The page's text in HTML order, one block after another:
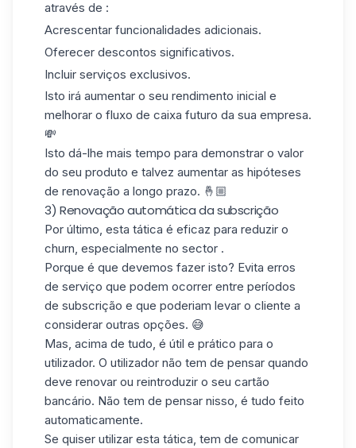
através de :
Acrescentar funcionalidades adicionais.
Oferecer descontos significativos.
Incluir serviços exclusivos.
Isto irá aumentar o seu rendimento inicial e
melhorar o fluxo de caixa futuro da sua empresa.
💸
Isto dá-lhe mais tempo para demonstrar o valor
do seu produto e talvez aumentar as hipóteses
de renovação a longo prazo. 🤞🏼
3) Renovação automática da subscrição
Por último, esta tática é eficaz para reduzir o
churn, especialmente no sector .
Porque é que devemos fazer isto? Evita erros
de serviço que podem ocorrer entre períodos
de subscrição e que poderiam levar o cliente a
considerar outras opções. 😅
Mas, acima de tudo, é útil e prático para o
utilizador. O utilizador não tem de pensar quando
deve renovar ou reintroduzir o seu cartão
bancário. Não tem de pensar nisso, é tudo feito
automaticamente.
Se quiser utilizar esta tática, tem de comunicar